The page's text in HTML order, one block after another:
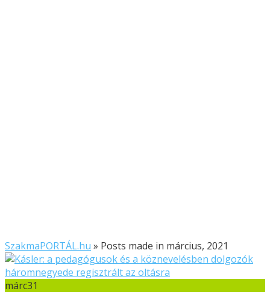
SzakmaPORTÁL.hu » Posts made in március, 2021
márc31